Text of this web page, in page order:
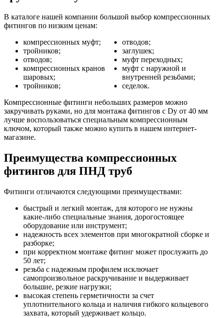
В каталоге нашей компании большой выбор компрессионных
фитингов по низким ценам:
компрессионных муфт;
тройников;
отводов;
компрессионных кранов
шаровых;
тройников;
отводов;
заглушек;
муфт переходных;
муфт с наружной и
внутренней резьбами;
седелок.
Компрессионные фитинги небольших размеров можно
закручивать руками, но для монтажа фитингов с Dy от 40 мм
лучше воспользоваться специальным компрессионным
ключом, который также можно купить в нашем интернет-
магазине.
Преимущества компрессионных
фитингов для ПНД труб
Фитинги отличаются следующими преимуществами:
быстрый и легкий монтаж, для которого не нужны
какие-либо специальные знания, дорогостоящее
оборудование или инструмент;
надежность всех элементов при многократной сборке и
разборке;
при корректном монтаже фитинг может прослужить до
50 лет;
резьба с надежным профилем исключает
самопроизвольное раскручивание и выдерживает
большие, резкие нагрузки;
высокая степень герметичности за счет
уплотнительного кольца и наличия гибкого кольцевого
захвата, который удерживает кольцо.